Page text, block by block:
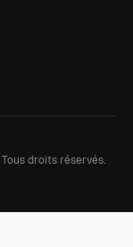
Tous droits réservés.